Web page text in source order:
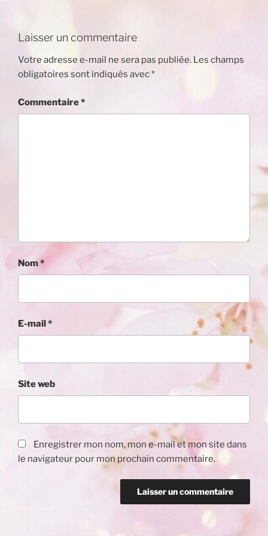
Laisser un commentaire
Votre adresse e-mail ne sera pas publiée. Les champs
obligatoires sont indiqués avec*
Commentaire*
Nom*
E-mail*
Site web
Enregistrer mon nom, mon e-mail et mon site dans
le navigateur pour mon prochain commentaire.